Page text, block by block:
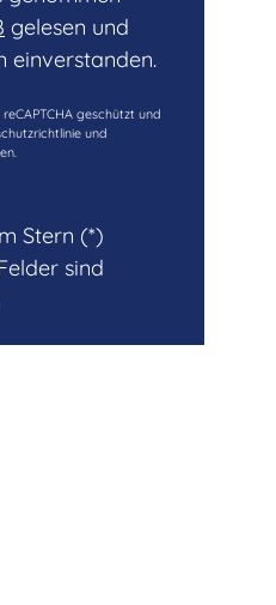
gelesen und
einverstanden.
geschützt und
und
.
Stern (*)
sind